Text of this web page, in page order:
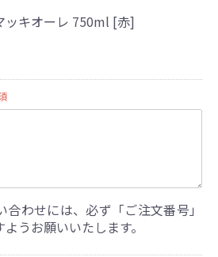
ッキオーレ 750ml [赤]
合わせには、必ず「ご注文番号」
うお願いいたします。